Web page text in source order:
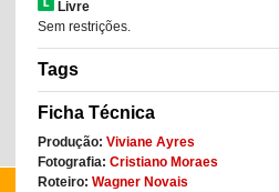
Livre
Sem restrições.
Tags
Ficha Técnica
Produção: Viviane Ayres
Fotografia: Cristiano Moraes
Roteiro: Wagner Novais